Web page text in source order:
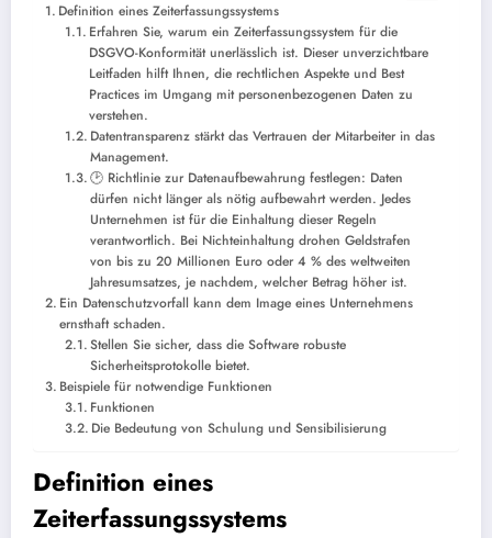
Definition eines Zeiterfassungssystems
Erfahren Sie, warum ein Zeiterfassungssystem für die
DSGVO-Konformität unerlässlich ist. Dieser unverzichtbare
Leitfaden hilft Ihnen, die rechtlichen Aspekte und Best
Practices im Umgang mit personenbezogenen Daten zu
verstehen.
Datentransparenz stärkt das Vertrauen der Mitarbeiter in das
Management.
🕑 Richtlinie zur Datenaufbewahrung festlegen: Daten
dürfen nicht länger als nötig aufbewahrt werden. Jedes
Unternehmen ist für die Einhaltung dieser Regeln
verantwortlich. Bei Nichteinhaltung drohen Geldstrafen
von bis zu 20 Millionen Euro oder 4 % des weltweiten
Jahresumsatzes, je nachdem, welcher Betrag höher ist.
Ein Datenschutzvorfall kann dem Image eines Unternehmens
ernsthaft schaden.
Stellen Sie sicher, dass die Software robuste
Sicherheitsprotokolle bietet.
Beispiele für notwendige Funktionen
Funktionen
Die Bedeutung von Schulung und Sensibilisierung
Definition eines
Zeiterfassungssystems